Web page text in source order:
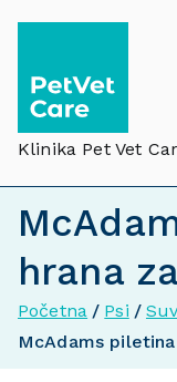
Klinika Pet Vet
hrana
Početna Psi
McAdams